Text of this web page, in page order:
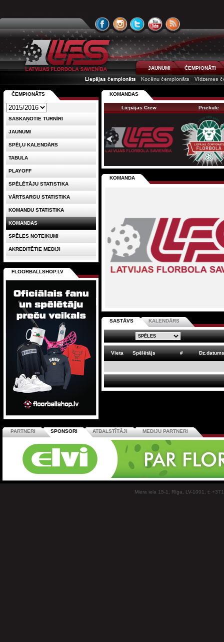
JAUNUMI
ČEMPIONĀTI
Liepājas čempionāts
Kocēnu čempionāts Vidzemes
KOMANDAS
Liepājas Crew Priekule
KOMANDA
SASTĀVS KALENDĀRS
Vieta Spēlētājs # Dz.datums
ČEMPIONĀTS
SASKAŅOTIE TURNĪRI
JAUNUMI
SPĒĻU KALENDĀRS
TABULA
PLAYOFF
SPĒLĒTĀJU STATISTIKA
VĀRTSARGU STATISTIKA
KOMANDU STATISTIKA
KOMANDAS
SPĒLES NOTEIKUMI
AKREDITĒTIE MEDIJI
FLOORBALLSHOP.LV
PARTNERI SPONSORI ATBALSTĪTĀJI MEDIJU PARTNERI
Miera iela 15-1, Rīga, LV-1001, t: